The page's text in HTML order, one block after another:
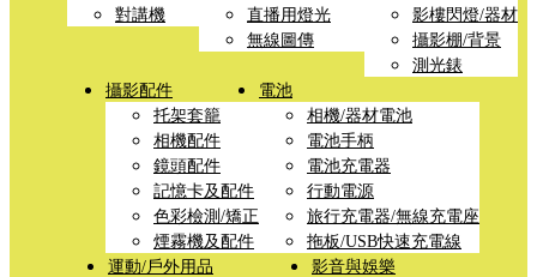
對講機
直播用燈光
無線圖傳
影樓閃燈/器材
攝影棚/背景
測光錶
攝影配件
托架套籠
相機配件
鏡頭配件
記憶卡及配件
色彩檢測/矯正
煙霧機及配件
電池
相機/器材電池
電池手柄
電池充電器
行動電源
旅行充電器/無線充電座
拖板/USB快速充電線
運動/戶外用品
影音與娛樂